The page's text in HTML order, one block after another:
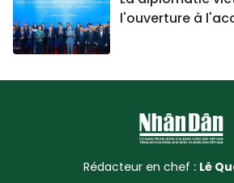
l'ouverture à
Rédacteur en chef : Lê